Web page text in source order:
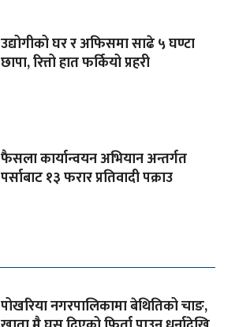
उद्योगीको घर र अफिसमा साढे ५ घण्टा
छापा, रित्तो हात फर्कियो प्रहरी
फैसला कार्यान्वयन अभियान अन्तर्गत
पर्साबाट १३ फरार प्रतिवादी पक्राउ
पोखरिया नगरपालिकामा बेथितिको चाङ,